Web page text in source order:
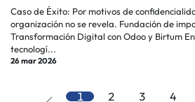
Caso de Éxito: Por motivos de
organización no se revela. Fundación de
Transformación Digital con Odoo y Birtum
tecnologí...
26 mar 2026
1 2 3 4